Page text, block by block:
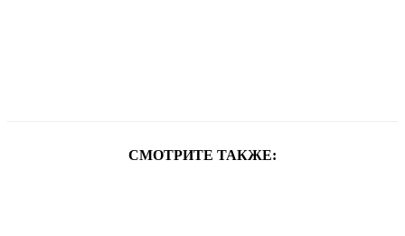
СМОТРИТЕ ТАКЖЕ: